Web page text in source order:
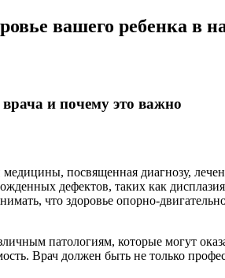
вашего ребенка в
и почему это важно
посвященная диагнозу,
дефектов, таких как
что здоровье опорно-
патологиям, которые могут
Врач должен быть не только